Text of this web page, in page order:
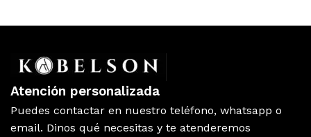
Atención personalizada
Puedes contactar en nuestro teléfono, whatsapp o
email. Dinos qué necesitas y te atenderemos